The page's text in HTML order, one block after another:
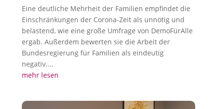
Eine deutliche Mehrheit der Familien empfindet die
Einschränkungen der Corona-Zeit als unnötig und
belastend, wie eine große Umfrage von DemoFürAlle
ergab. Außerdem bewerten sie die Arbeit der
Bundesregierung für Familien als eindeutig
negativ....
mehr lesen